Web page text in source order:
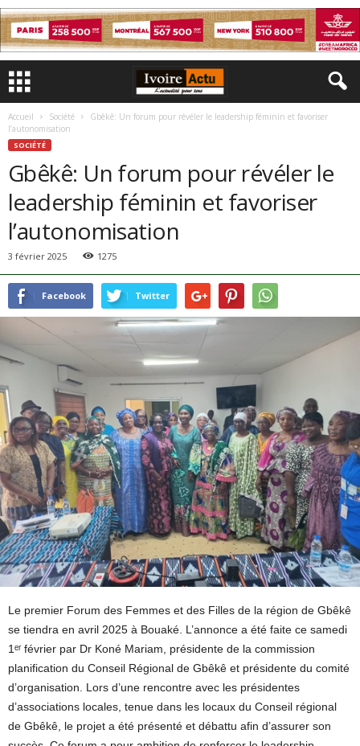
Accueil Société
Gbêkê: Un forum pour révéler le leadership féminin et favoriser
l’autonomisation
SOCIÉTÉ
Gbêkê: Un forum pour révéler le
leadership féminin et favoriser
l’autonomisation
3 février 2025 1275
Facebook Twitter
Le premier Forum des Femmes et des Filles de la région de Gbêkê
se tiendra en avril 2025 à Bouaké. L’annonce a été faite ce samedi
1ᵉʳ février par Dr Koné Mariam, présidente de la commission
planification du Conseil Régional de Gbêkê et présidente du comité
d’organisation. Lors d’une rencontre avec les présidentes
d’associations locales, tenue dans les locaux du Conseil régional
de Gbêkê, le projet a été présenté et débattu afin d’assurer son